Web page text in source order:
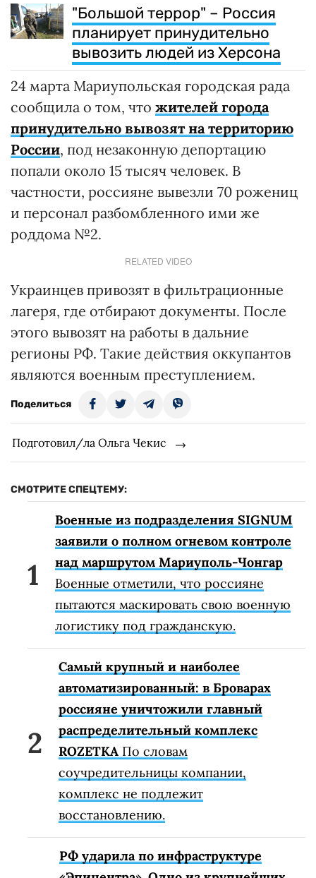
"Большой террор" – Россия
планирует принудительно
вывозить людей из Херсона
24 марта Мариупольская городская рада
сообщила о том, что жителей города
принудительно вывозят на территорию
России, под незаконную депортацию
попали около 15 тысяч человек. В
частности, россияне вывезли 70 рожениц
и персонал разбомбленного ими же
роддома №2.
RELATED VIDEO
Украинцев привозят в фильтрационные
лагеря, где отбирают документы. После
этого вывозят на работы в дальние
регионы РФ. Такие действия оккупантов
являются военным преступлением.
Поделиться
Подготовил/ла Ольга Чекис
СМОТРИТЕ СПЕЦТЕМУ:
Военные из подразделения SIGNUM
заявили о полном огневом контроле
над маршрутом Мариуполь-Чонгар
Военные отметили, что россияне
пытаются маскировать свою военную
логистику под гражданскую.
Самый крупный и наиболее
автоматизированный: в Броварах
россияне уничтожили главный
распределительный комплекс
ROZETKA По словам
соучредительницы компании,
комплекс не подлежит
восстановлению.
РФ ударила по инфраструктуре